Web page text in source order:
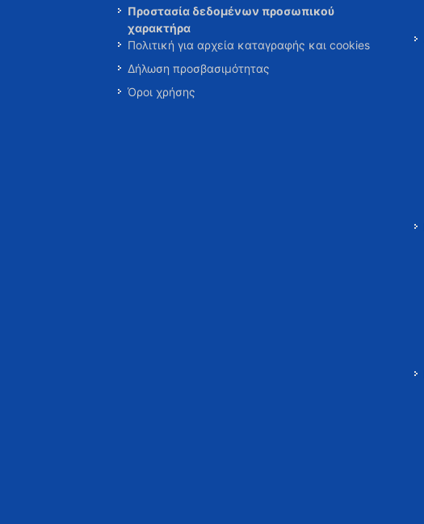
Προστασία δεδομένων προσωπικού
χαρακτήρα
Πολιτική για αρχεία καταγραφής και cookies
Δήλωση προσβασιμότητας
Όροι χρήσης